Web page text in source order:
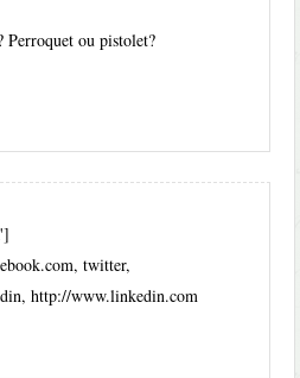
Perroquet ou pistolet?
twitter,
http://www.linkedin.com